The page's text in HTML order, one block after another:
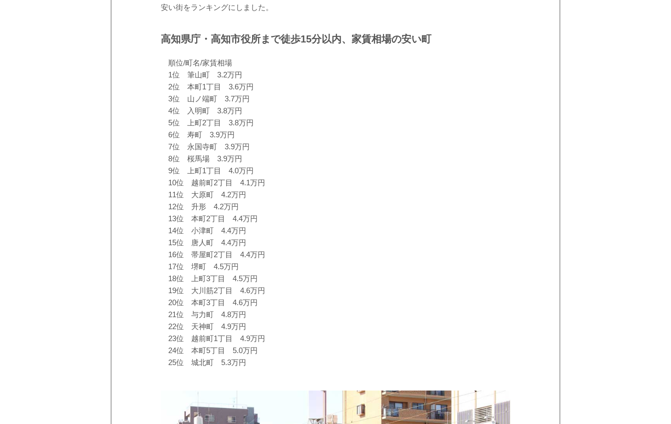
安い街をランキングにしました。
高知県庁・高知市役所まで徒歩15分以内、家賃相場の安い町
順位/町名/家賃相場
1位 筆山町 3.2万円
2位 本町1丁目 3.6万円
3位 山ノ端町 3.7万円
4位 入明町 3.8万円
5位 上町2丁目 3.8万円
6位 寿町 3.9万円
7位 永国寺町 3.9万円
8位 桜馬場 3.9万円
9位 上町1丁目 4.0万円
10位 越前町2丁目 4.1万円
11位 大原町 4.2万円
12位 升形 4.2万円
13位 本町2丁目 4.4万円
14位 小津町 4.4万円
15位 唐人町 4.4万円
16位 帯屋町2丁目 4.4万円
17位 堺町 4.5万円
18位 上町3丁目 4.5万円
19位 大川筋2丁目 4.6万円
20位 本町3丁目 4.6万円
21位 与力町 4.8万円
22位 天神町 4.9万円
23位 越前町1丁目 4.9万円
24位 本町5丁目 5.0万円
25位 城北町 5.3万円